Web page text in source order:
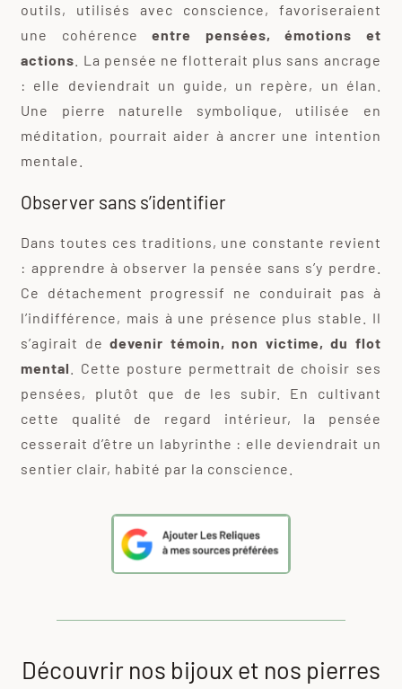
outils, utilisés avec conscience, favoriseraient
une cohérenceentre pensées, émotions et
actions . La pensée ne flotterait plus sans ancrage
: elle deviendrait un guide, un repère, un élan.
Une pierre naturelle symbolique, utilisée en
méditation, pourrait aider à ancrer une intention
mentale.
Observer sans s’identifier
Dans toutes ces traditions, une constante revient
: apprendre à observer la pensée sans s’y perdre.
Ce détachement progressif ne conduirait pas à
l’indifférence, mais à une présence plus stable. Il
s’agirait dedevenir témoin, non victime, du flot
mental
. Cette posture permettrait de choisir ses
pensées, plutôt que de les subir. En cultivant
cette qualité de regard intérieur, la pensée
cesserait d’être un labyrinthe : elle deviendrait un
sentier clair, habité par la conscience.
Découvrir nos bijoux et nos pierres